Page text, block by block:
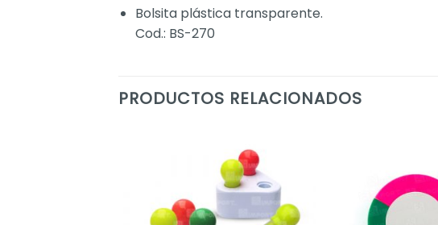
Bolsita plástica transparente.
Cod.: BS-270
PRODUCTOS RELACIONADOS